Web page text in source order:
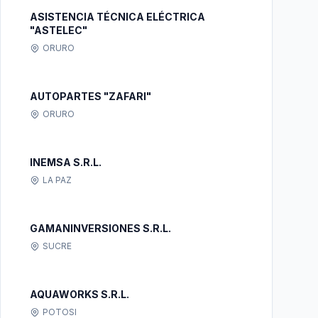
ASISTENCIA TÉCNICA ELÉCTRICA
"ASTELEC"
ORURO
AUTOPARTES "ZAFARI"
ORURO
INEMSA S.R.L.
LA PAZ
GAMANINVERSIONES S.R.L.
SUCRE
AQUAWORKS S.R.L.
POTOSI